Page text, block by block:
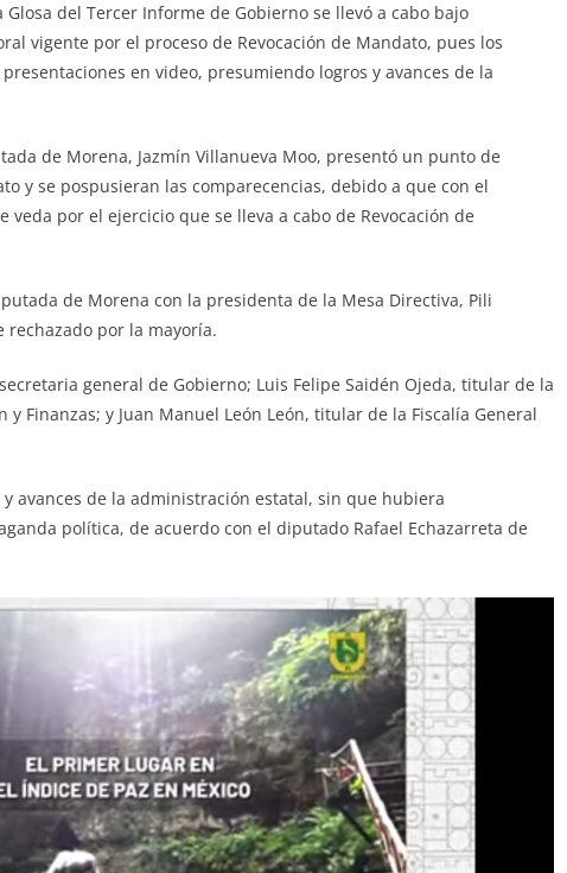
del Tercer Informe de Gobierno se llevó a cabo bajo
vigente por el proceso de Revocación de Mandato, pues los
en video, presumiendo logros y avances de la
de Morena, Jazmín Villanueva Moo, presentó un punto de
y se pospusieran las comparecencias, debido a que con el
por el ejercicio que se lleva a cabo de Revocación de
de Morena con la presidenta de la Mesa Directiva, Pili
rechazado por la mayoría.
general de Gobierno; Luis Felipe Saidén Ojeda, titular de la
y Finanzas; y Juan Manuel León León, titular de la Fiscalía General
avances de la administración estatal, sin que hubiera
política, de acuerdo con el diputado Rafael Echazarreta de